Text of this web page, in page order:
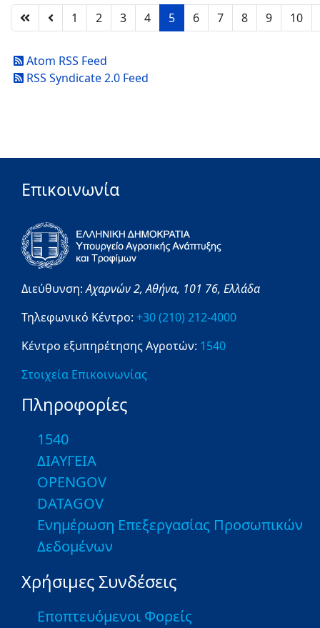
1 2 3 4 5 6 7 8 9 10
Atom RSS Feed
RSS Syndicate 2.0 Feed
Επικοινωνία
Διεύθυνση:Αχαρνών 2,Αθήνα, 101 76, Ελλάδα
Τηλεφωνικό Κέντρο: +30 (210) 212-4000
Κέντρο εξυπηρέτησης Αγροτών: 1540
Στοιχεία Επικοινωνίας
Πληροφορίες
1540
ΔΙΑΥΓΕΙΑ
OPENGOV
DATAGOV
Ενημέρωση Επεξεργασίας Προσωπικών
Δεδομένων
Χρήσιμες Συνδέσεις
Εποπτευόμενοι Φορείς